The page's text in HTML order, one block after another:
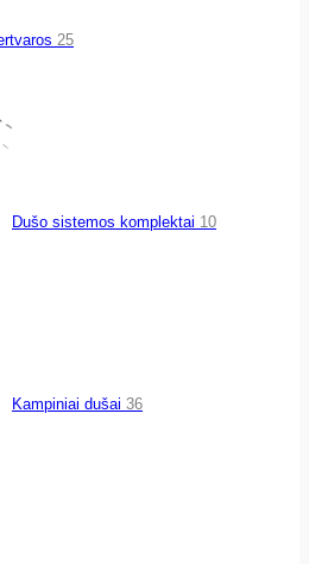
25
Dušo sistemos komplektai 10
Kampiniai dušai 36